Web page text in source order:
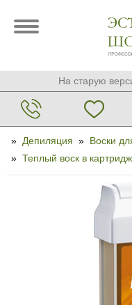
На старую
» Депиляция » Воски
» Теплый воск в